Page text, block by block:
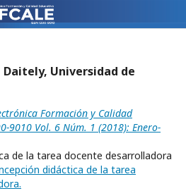
Universidad de
Formación y Calidad
9010 Vol. 6 Núm. 1 (2018): Enero-
de la tarea docente desarrolladora
didáctica de la tarea